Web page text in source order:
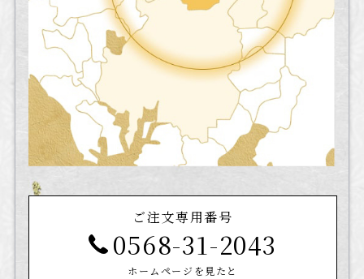
ご注文専用番号
0568-31-2043
ホームページを見たと